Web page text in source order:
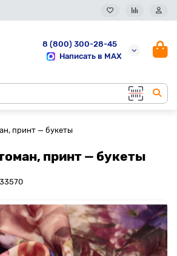
8 (800) 300-28-45
Написать в MAX
принт — букеты
принт — букеты